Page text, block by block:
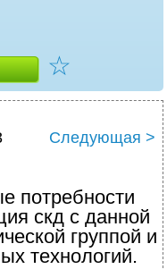
☆
Следующая >
потребности
скд с данной
группой и
технологий.